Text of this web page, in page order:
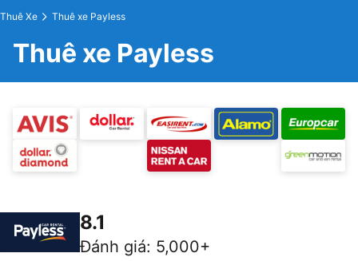
Thuê Xe Thuê xe Payless
Thuê xe Payless
8.1
Đánh giá: 5,000+